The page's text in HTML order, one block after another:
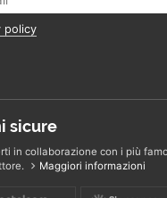
policy
sicure
in collaborazione con i più
Maggiori informazioni